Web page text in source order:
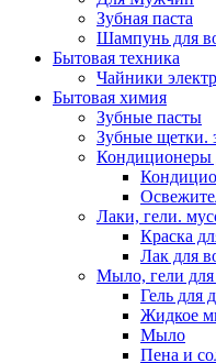
Зубная паста
Шампунь для
Бытовая техника
Чайники
Бытовая химия
Зубные пасты
Зубные щетки.
Кондиционеры
Лаки, гели.
Краска
Лак для
Мыло, гели для
Гель для
Жидкое
Мыло
Пена и